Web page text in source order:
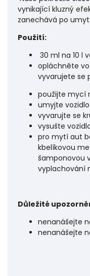
vynikající kluzný
zanechává po
Použití:
30 ml na 10 l
opláchněte
vyvarujete se
použijte mycí
umyjte
vyvarujte se
vysušte
pro mytí aut
kbelíkovou
šamponovou
vyplachování
Důležité
nenanášejte
nenanášejte